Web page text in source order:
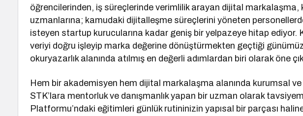
öğrencilerinden, iş süreçlerinde verimlilik arayan dijital
uzmanlarına; kamudaki dijitalleşme süreçlerini yöneten
isteyen startup kurucularına kadar geniş bir yelpazeye hitap ediyor.
veriyi doğru işleyip marka değerine dönüştürmekten geçtiği
okuryazarlık alanında atılmış en değerli adımlardan biri olarak öne
Hem bir akademisyen hem dijital markalaşma alanında kurumsal
STK’lara mentorluk ve danışmanlık yapan bir uzman olarak
Platformu’ndaki eğitimleri günlük rutininizin yapısal bir parçası